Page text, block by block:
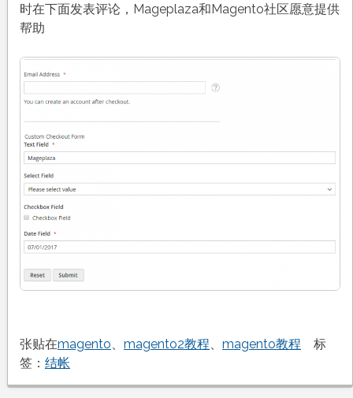
时在下面发表评论，Mageplaza和Magento社区愿意提供
帮助
张贴在magento、 magento2教程、 magento教程
标
签： 结帐